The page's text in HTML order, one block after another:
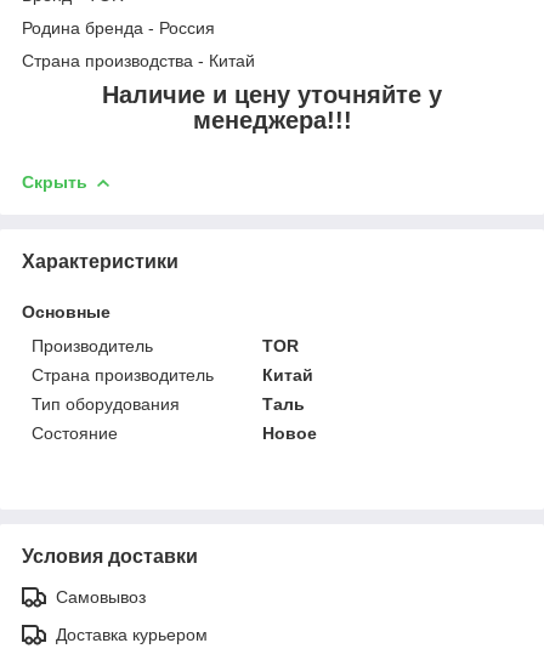
Родина бренда - Россия
Страна производства - Китай
Наличие и цену уточняйте у
менеджера!!!
Скрыть
Характеристики
Основные
Производитель
TOR
Страна производитель
Китай
Тип оборудования
Таль
Состояние
Новое
Условия доставки
Самовывоз
Доставка курьером